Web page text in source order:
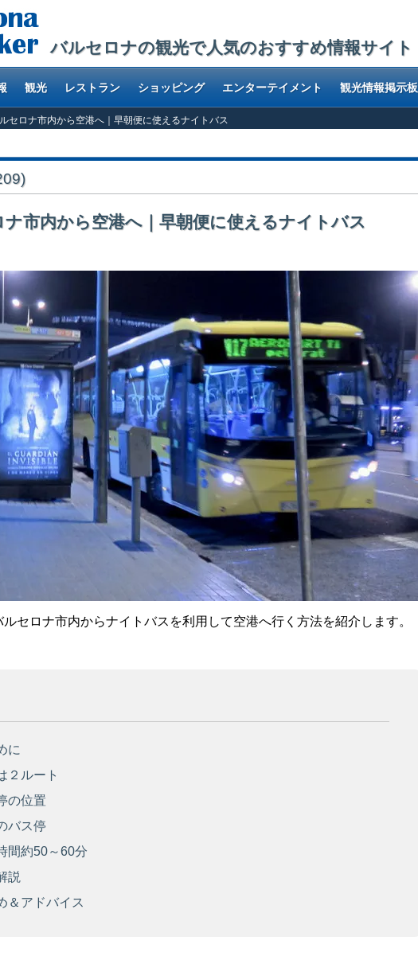
バルセロナの観光で人気のおすすめ情報サイト
観光 レストラン ショッピング エンターテイメント 観光情報掲示板
セロナ市内から空港へ｜早朝便に使えるナイトバス
市内から空港へ｜早朝便に使えるナイトバス
ルセロナ市内からナイトバスを利用して空港へ行く方法を紹介します。
に
２ルート
の位置
バス停
間約50～60分
説
＆アドバイス